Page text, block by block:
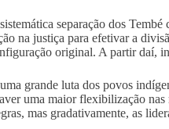
separação dos
na justiça para efetivar a
original. A partir daí,
grande luta dos povos
uma maior flexibilização nas
mas gradativamente, as